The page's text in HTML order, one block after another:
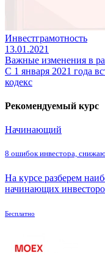
Инвестграмотность
13.01.2021
Важные изменения в
С 1 января 2021 года
кодекс
Рекомендуемый курс
Начинающий
8 ошибок инвестора,
На курсе разберем
начинающих
Бесплатно